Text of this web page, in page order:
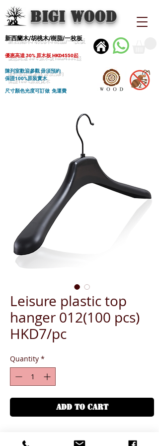
BIGI wood
新西蘭木/胡桃木/樹脂/一枚板
優惠高達 30% 原木板 HKD4550起
陳列室歡迎參觀 毋須預約
保證100%原裝實木
尺寸顏色光度可訂做 免運費
Leisure plastic top
hanger 012(100 pcs)
HKD7/pc
Quantity *
ADD TO CART